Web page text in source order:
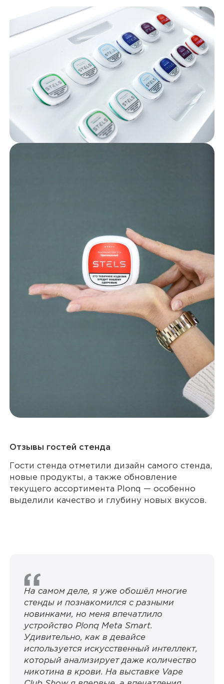
Отзывы гостей стенда
Гости стенда отметили дизайн самого стенда,
новые продукты, а также обновление
текущего ассортимента Plonq — особенно
выделили качество и глубину новых вкусов.
На самом деле, я уже обошёл многие
стенды и познакомился с разными
новинками, но меня впечатлило
устройство Plonq Meta Smart.
Удивительно, как в девайсе
используется искусственный интеллект,
который анализирует даже количество
никотина в крови. На выставке Vape